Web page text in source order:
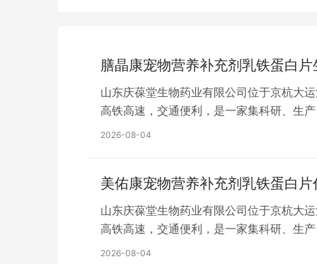
纺织/皮革
办公/文教 纸业
膳晶康宠物营养补充剂乳铁蛋白
山东庆葆堂生物药业有限公司位于京杭大
高铁高速，交通便利，是一家集科研、
平方米，建设高标准净化生产车间、省级
2026-08-04
美佑康宠物营养补充剂乳铁蛋白片
山东庆葆堂生物药业有限公司位于京杭大
高铁高速，交通便利，是一家集科研、
平方米，建设高标准净化生产车间、省级
2026-08-04